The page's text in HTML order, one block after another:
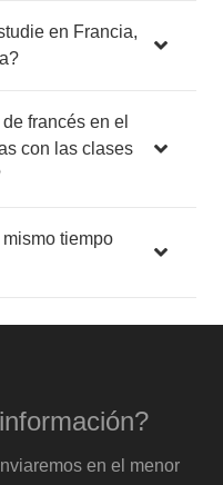
en Francia,
francés en el
con las clases
tiempo
en el menor